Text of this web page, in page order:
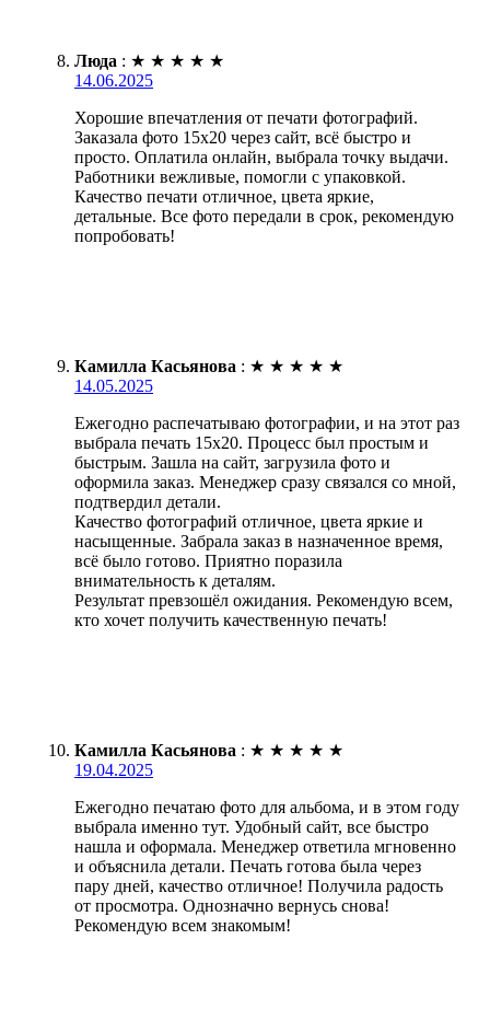
Люда : ★ ★ ★ ★ ★
14.06.2025
Хорошие впечатления от печати фотографий.
Заказала фото 15х20 через сайт, всё быстро и
просто. Оплатила онлайн, выбрала точку выдачи.
Работники вежливые, помогли с упаковкой.
Качество печати отличное, цвета яркие,
детальные. Все фото передали в срок, рекомендую
попробовать!
Камилла Касьянова : ★ ★ ★ ★ ★
14.05.2025
Ежегодно распечатываю фотографии, и на этот раз
выбрала печать 15х20. Процесс был простым и
быстрым. Зашла на сайт, загрузила фото и
оформила заказ. Менеджер сразу связался со мной,
подтвердил детали.
Качество фотографий отличное, цвета яркие и
насыщенные. Забрала заказ в назначенное время,
всё было готово. Приятно поразила
внимательность к деталям.
Результат превзошёл ожидания. Рекомендую всем,
кто хочет получить качественную печать!
Камилла Касьянова : ★ ★ ★ ★ ★
19.04.2025
Ежегодно печатаю фото для альбома, и в этом году
выбрала именно тут. Удобный сайт, все быстро
нашла и оформала. Менеджер ответила мгновенно
и объяснила детали. Печать готова была через
пару дней, качество отличное! Получила радость
от просмотра. Однозначно вернусь снова!
Рекомендую всем знакомым!